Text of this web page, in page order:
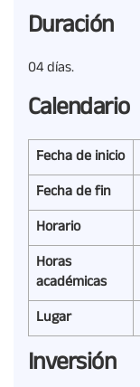
Duración
04 días.
Calendario
Fecha de inicio
Fecha de fin
Horario
Horas
académicas
Lugar
Inversión